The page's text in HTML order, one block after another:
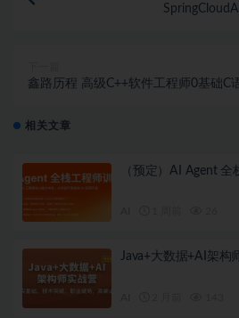
鑫路历程 高级C++软件工程师0基础C
相关文章
（预定）AI Agent 全
Java+大数据+AI架构